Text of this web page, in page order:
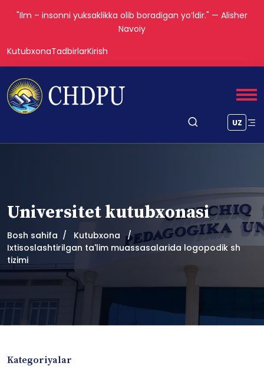
"Ilm – insonni yuksaklikka olib boradigan yoʻldir." — Alisher
Navoiy
KutubxonaTadbirlarKirish
UZ
Universitet kutubxonasi
Bosh sahifa
Kutubxona
Ixtisoslashtirilgan ta'lim muassasalarida logopodik sh
tizimi
Kategoriyalar